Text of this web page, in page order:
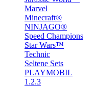
Marvel
Minecraft®
NINJAGO®
Speed Champions
Star Wars™
Technic
Seltene Sets
PLAYMOBIL
1.2.3